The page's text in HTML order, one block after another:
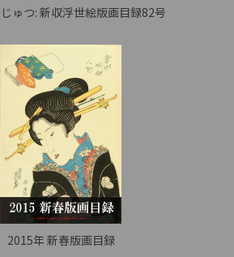
ゅつ: 新収浮世絵版画目録82号
2015年 新春版画目録